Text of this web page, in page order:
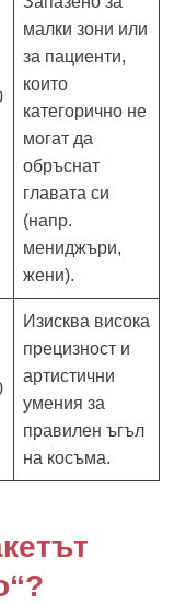
малки зони или
за пациенти,
които
категорично не
могат да
обръснат
главата си
(напр.
мениджъри,
жени).
Изисква висока
прецизност и
артистични
умения за
правилен ъгъл
на косъма.